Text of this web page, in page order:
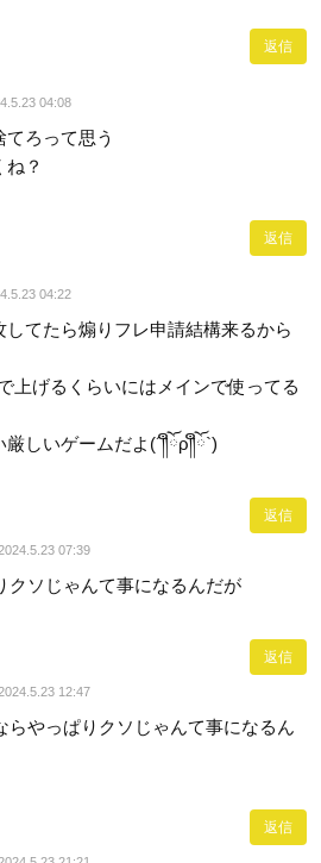
返信
04:08
ろって思う
？
返信
04:22
してたら煽りフレ申請結構来るから
上げるくらいにはメインで使ってる
厳しいゲームだよ(´༎ຶོρ༎ຶོ`)
返信
07:39
クソじゃんて事になるんだが
返信
12:47
らやっぱりクソじゃんて事になるん
返信